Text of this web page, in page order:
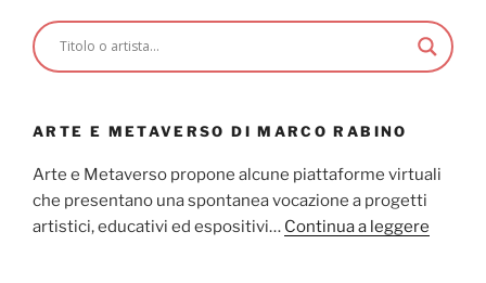
ARTE E METAVERSO DI MARCO RABINO
Arte e Metaverso propone alcune piattaforme virtuali
che presentano una spontanea vocazione a progetti
artistici, educativi ed espositivi… Continua a leggere